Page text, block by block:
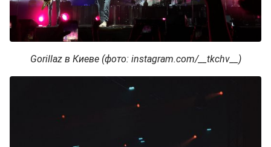
Gorillaz в Киеве (фото: instagram.com/__tkchv__)